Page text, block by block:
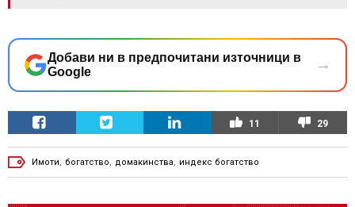
Добави ни в предпочитани източници в
Google
→
11 29
Имоти богатство домакинства индекс богатство